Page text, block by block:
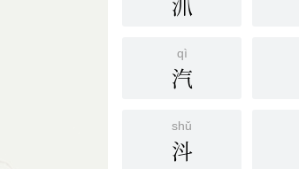
沠
qì
汽
shǔ
㳆